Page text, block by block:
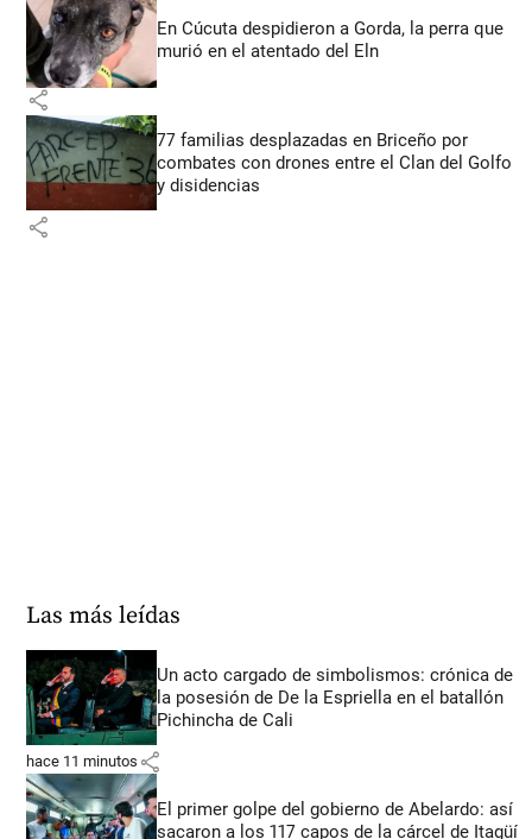
En Cúcuta despidieron a Gorda, la perra que
murió en el atentado del Eln
share
77 familias desplazadas en Briceño por
combates con drones entre el Clan del Golfo
y disidencias
share
Las más leídas
Un acto cargado de simbolismos: crónica de
la posesión de De la Espriella en el batallón
Pichincha de Cali
hace 11 minutos share
El primer golpe del gobierno de Abelardo: así
sacaron a los 117 capos de la cárcel de Itagüí